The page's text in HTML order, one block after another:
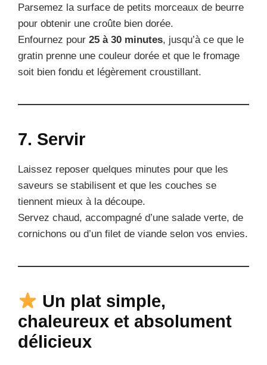
Parsemez la surface de petits morceaux de beurre
pour obtenir une croûte bien dorée.
Enfournez pour 25 à 30 minutes, jusqu’à ce que le
gratin prenne une couleur dorée et que le fromage
soit bien fondu et légèrement croustillant.
7. Servir
Laissez reposer quelques minutes pour que les
saveurs se stabilisent et que les couches se
tiennent mieux à la découpe.
Servez chaud, accompagné d’une salade verte, de
cornichons ou d’un filet de viande selon vos envies.
Un plat simple,
chaleureux et absolument
délicieux